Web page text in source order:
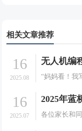
相关文章推荐
16
2025.08
“妈妈看！我
成就感的光
学习变.
16
2025.07
各位家长和